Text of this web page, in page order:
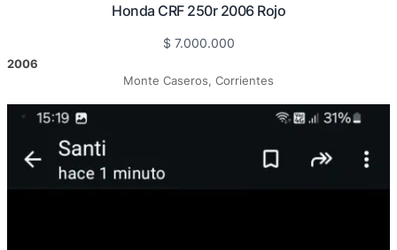
Honda CRF 250r 2006 Rojo
$ 7.000.000
2006
Monte Caseros, Corrientes